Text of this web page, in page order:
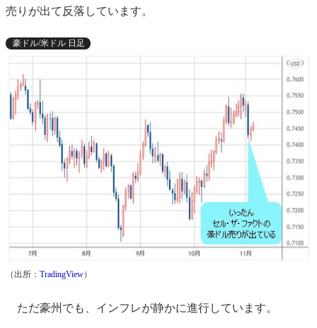
売りが出て反落しています。
豪ドル/米ドル 日足
（出所： TradingView）
ただ豪州でも、インフレが静かに進行しています。